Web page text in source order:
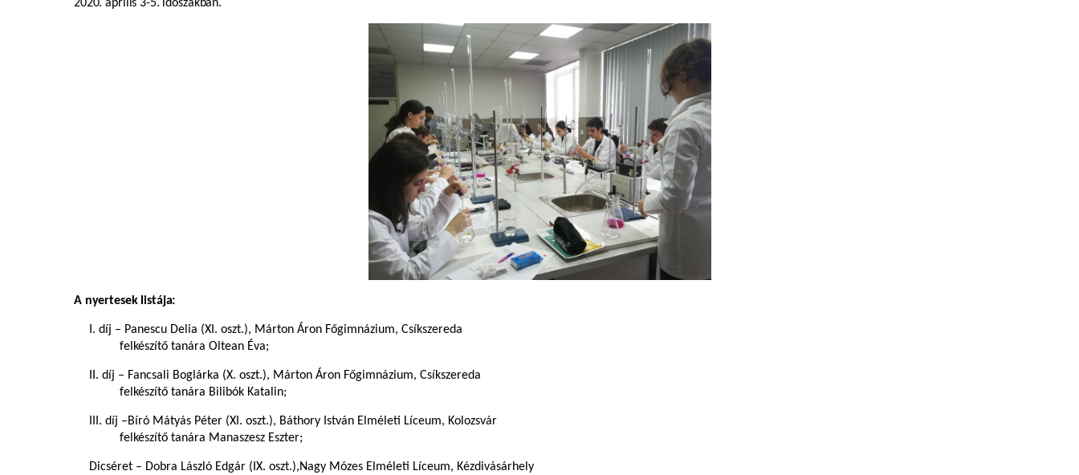
2020. április 3-5. időszakban.
A nyertesek listája:
I. díj – Panescu Delia (XI. oszt.), Márton Áron Főgimnázium, Csíkszereda
felkészítő tanára Oltean Éva;
II. díj – Fancsali Boglárka (X. oszt.), Márton Áron Főgimnázium, Csíkszereda
felkészítő tanára Bilibók Katalin;
III. díj –Bíró Mátyás Péter (XI. oszt.), Báthory István Elméleti Líceum, Kolozsvár
felkészítő tanára Manaszesz Eszter;
Dicséret – Dobra László Edgár (IX. oszt.),Nagy Mózes Elméleti Líceum, Kézdivásárhely